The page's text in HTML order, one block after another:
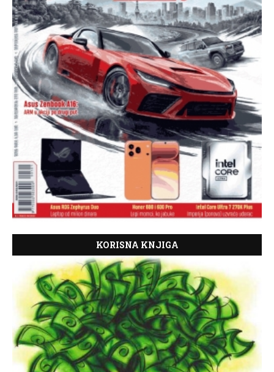
KORISNA KNJIGA